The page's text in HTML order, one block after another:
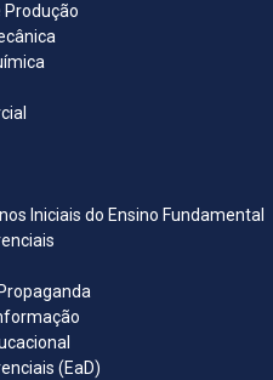
Produção
Iniciais do Ensino Fundamental
(EaD)